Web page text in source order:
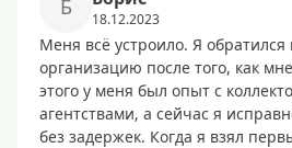
Б 18.12.2023
Меня всё устроило. Я
организацию после того, как
этого у меня был опыт с
агентствами, а сейчас я
без задержек. Когда я взял